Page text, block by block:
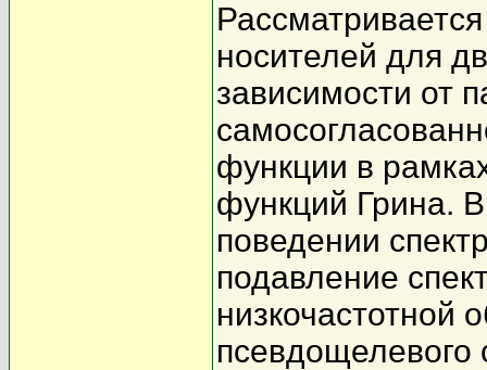
носителей для
зависимости от
функции в
функций Грина.
поведении
подавление
низкочастотной
псевдощелевого